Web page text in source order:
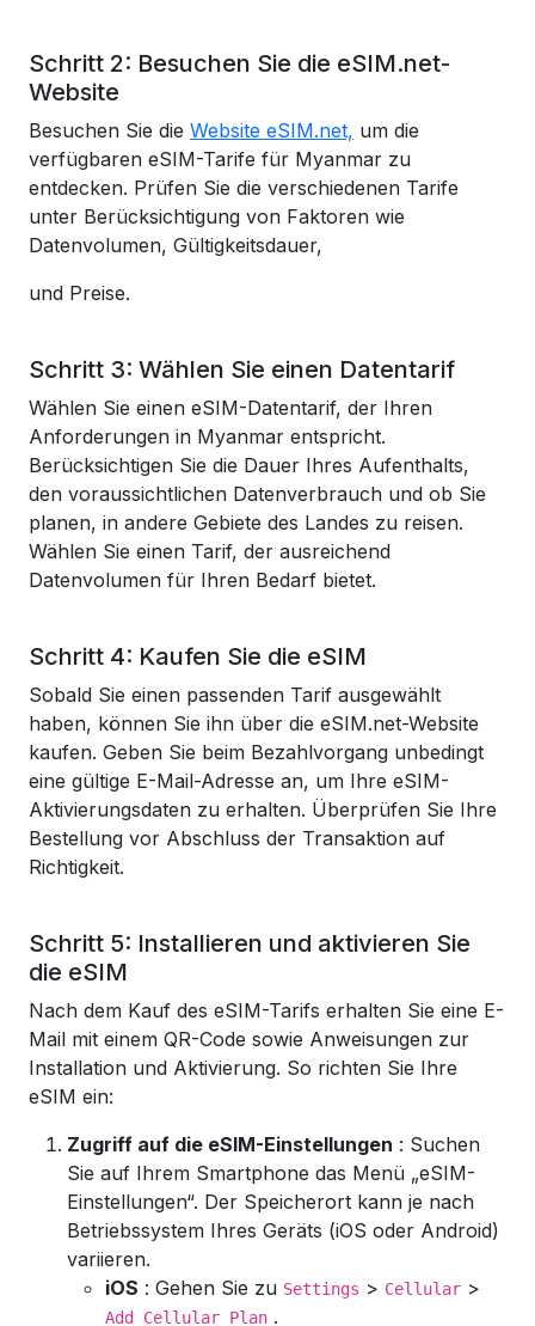
Schritt 2: Besuchen Sie die eSIM.net-
Website
Besuchen Sie die Website eSIM.net, um die
verfügbaren eSIM-Tarife für Myanmar zu
entdecken. Prüfen Sie die verschiedenen Tarife
unter Berücksichtigung von Faktoren wie
Datenvolumen, Gültigkeitsdauer,
und Preise.
Schritt 3: Wählen Sie einen Datentarif
Wählen Sie einen eSIM-Datentarif, der Ihren
Anforderungen in Myanmar entspricht.
Berücksichtigen Sie die Dauer Ihres Aufenthalts,
den voraussichtlichen Datenverbrauch und ob Sie
planen, in andere Gebiete des Landes zu reisen.
Wählen Sie einen Tarif, der ausreichend
Datenvolumen für Ihren Bedarf bietet.
Schritt 4: Kaufen Sie die eSIM
Sobald Sie einen passenden Tarif ausgewählt
haben, können Sie ihn über die eSIM.net-Website
kaufen. Geben Sie beim Bezahlvorgang unbedingt
eine gültige E-Mail-Adresse an, um Ihre eSIM-
Aktivierungsdaten zu erhalten. Überprüfen Sie Ihre
Bestellung vor Abschluss der Transaktion auf
Richtigkeit.
Schritt 5: Installieren und aktivieren Sie
die eSIM
Nach dem Kauf des eSIM-Tarifs erhalten Sie eine E-
Mail mit einem QR-Code sowie Anweisungen zur
Installation und Aktivierung. So richten Sie Ihre
eSIM ein:
Zugriff auf die eSIM-Einstellungen : Suchen
Sie auf Ihrem Smartphone das Menü „eSIM-
Einstellungen“. Der Speicherort kann je nach
Betriebssystem Ihres Geräts (iOS oder Android)
variieren.
iOS : Gehen Sie zu Settings > Cellular >
Add Cellular Plan .